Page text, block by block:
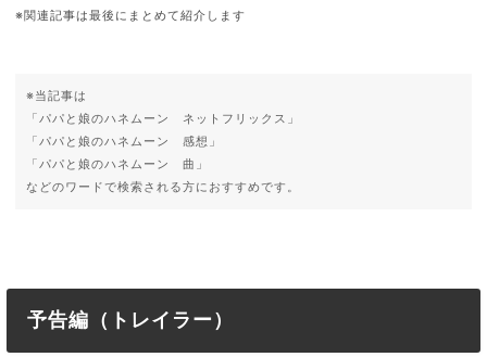
※関連記事は最後にまとめて紹介します
※当記事は
「パパと娘のハネムーン ネットフリックス」
「パパと娘のハネムーン 感想」
「パパと娘のハネムーン 曲」
などのワードで検索される方におすすめです。
予告編（トレイラー）